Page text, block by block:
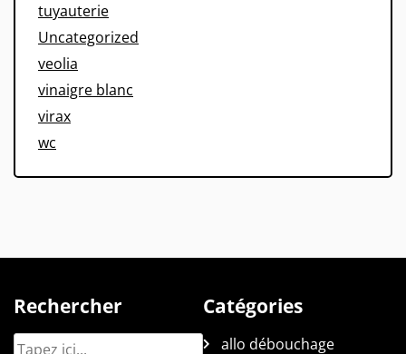
tuyauterie
Uncategorized
veolia
vinaigre blanc
virax
wc
Rechercher Catégories
allo débouchage